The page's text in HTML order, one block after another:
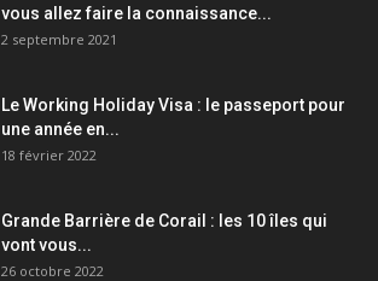
vous allez faire la connaissance...
2 septembre 2021
Le Working Holiday Visa : le passeport pour
une année en...
18 février 2022
Grande Barrière de Corail : les 10 îles qui
vont vous...
26 octobre 2022